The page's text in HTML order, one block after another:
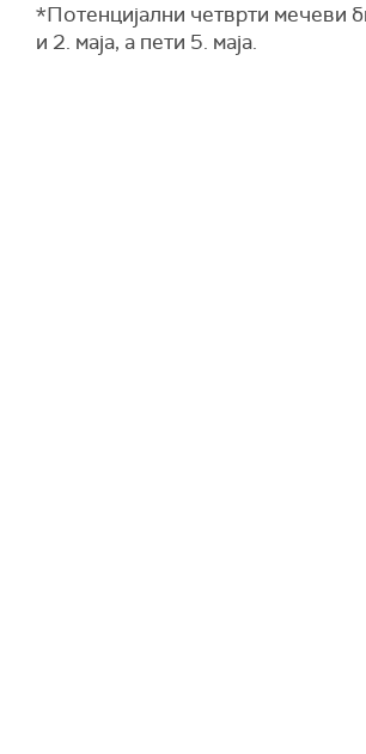
*Потенцијални четврти мечеви
и 2. маја, а пети 5. маја.